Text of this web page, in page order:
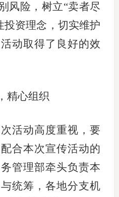
期货
业务指
风险，树立“卖者尽
投资理念，切实维护
动取得了良好的效
心组织
动高度重视，要
合本次宣传活动的
管理部牵头负责本
统筹，各地分支机